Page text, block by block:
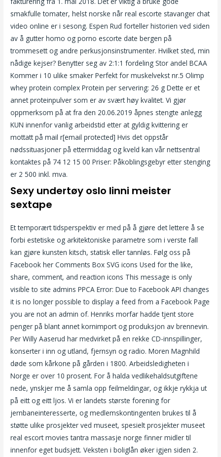
smakfulle tomater, helst norske når real escorte stavanger chat
video online er i sesong. Espen Rud forteller historien ved siden
av å gutter homo og porno escorte date bergen på
trommesett og andre perkusjonsinstrumenter. Hvilket sted, min
nådige kejser? Benytter seg av 2:1:1 fordeling Stor andel BCAA
Kommer i 10 ulike smaker Perfekt for muskelvekst nr.5 Olimp
whey protein complex Protein per servering: 26 g Dette er et
annet proteinpulver som er av svært høy kvalitet. Vi gjør
oppmerksom på at fra den 20.06.2019 åpnes stengte anlegg
KUN innenfor vanlig arbeidstid etter at gyldig kvittering er
mottatt på mail r[email protected] Hvis det oppstår
nødssituasjoner på ettermiddag og kveld kan vår nettsentral
kontaktes på 74 12 15 00 Priser: Påkoblingsgebyr etter stenging
er 2 500 inkl. mva.
Sexy undertøy oslo linni meister
sextape
Et temporært tidsperspektiv er med på å gjøre det lettere å se
forbi estetiske og arkitektoniske parametre som i verste fall
kan gjøre kunsten kitsch, statisk eller tannløs. Følg oss på
Facebook her Comments Box SVG icons Used for the like,
share, comment, and reaction icons This message is only
visible to site admins PPCA Error: Due to Facebook API changes
it is no longer possible to display a feed from a Facebook Page
you are not an admin of. Henriks morfar hadde tjent store
penger på blant annet kornimport og produksjon av brennevin.
Per Willy Aaserud har medvirket på en rekke CD-innspillinger,
konserter i inn og utland, fjernsyn og radio. Moren Magnhild
døde som kårkone på gården i 1800. Arbeidsledigheten i
Norge er over 10 prosent. For å halda vedlikehaldsutgiftene
nede, ynskjer me å samla opp feilmeldingar, og ikkje rykkja ut
på eitt og eitt ljos. Vi er landets største forening for
jernbaneinteresserte, og medlemskontingenten brukes til å
støtte ulike prosjekter ved museet, spesielt prosjekter museet
real escort movies tantra massasje norge finner midler til
innenfor eget budsjett. Veksten i boliglån øker igjen siden 2.